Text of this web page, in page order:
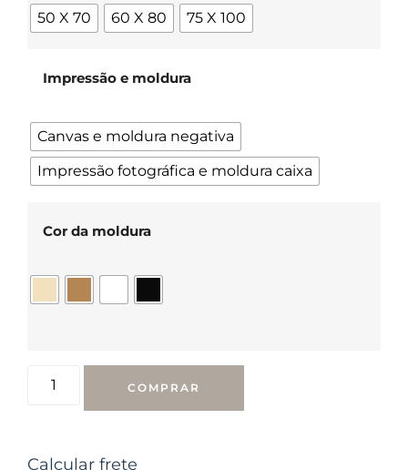
50 X 70 60 X 80 75 X 100
Impressão e moldura
Canvas e moldura negativa
Impressão fotográfica e moldura caixa
Cor da moldura
COMPRAR
Calcular frete